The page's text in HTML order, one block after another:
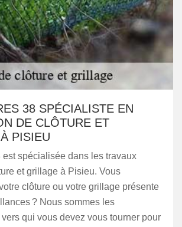
38 SPÉCIALISTE EN
DE CLÔTURE ET
PISIEU
est spécialisée dans les travaux
et grillage à Pisieu. Vous
clôture ou votre grillage présente
? Nous sommes les
qui vous devez vous tourner pour